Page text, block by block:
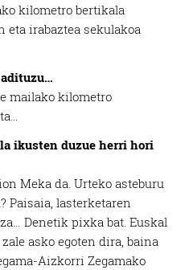
kilometro bertikala
eta irabaztea sekulakoa
mailako kilometro
ikusten duzue herri hori
Meka da. Urteko asteburu
Paisaia, lasterketaren
Denetik pixka bat. Euskal
asko egoten dira, baina
Aizkorri Zegamako